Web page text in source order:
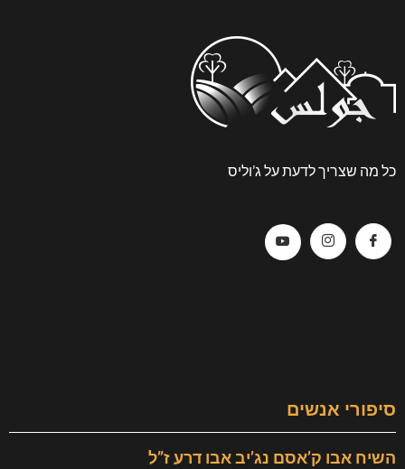
כל מה שצריך לדעת על ג’וליס
סיפורי אנשים
השיח אבו ק’אסם נג’יב אבו דרע ז”ל